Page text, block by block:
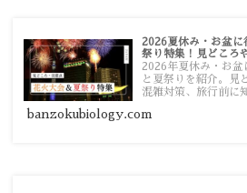
2026夏休み・お盆に
祭り特集！見どころ
2026年夏休み・お盆
と夏祭りを紹介。見
混雑対策、旅行前に
banzokubiology.com